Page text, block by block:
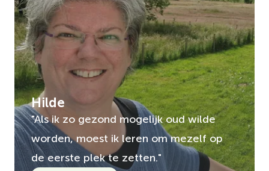
Hilde
"Als ik zo gezond mogelijk oud wilde
worden, moest ik leren om mezelf op
de eerste plek te zetten."